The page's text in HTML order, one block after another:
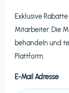
Exklusive
Mitarbeiter. Die
behandeln und
Plattform.
E-Mail Adresse